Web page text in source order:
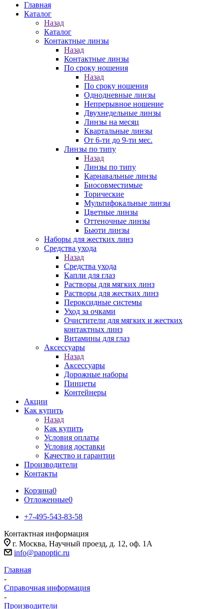
Главная
Каталог
Назад
Каталог
Контактные линзы
Назад
Контактные линзы
По сроку ношения
Назад
По сроку ношения
Однодневные линзы
Непрерывное ношение
Двухнедельные линзы
Линзы на месяц
Квартальные линзы
От 6-ти до 9-ти мес.
Линзы по типу
Назад
Линзы по типу
Карнавальные линзы
Биосовместимые
Торические
Мультифокальные линзы
Цветные линзы
Оттеночные линзы
Бьюти линзы
Наборы для жестких линз
Средства ухода
Назад
Средства ухода
Капли для глаз
Растворы для мягких линз
Растворы для жестких линз
Пероксидные системы
Уход за очками
Очистители для мягких и жестких
контактных линз
Витамины для глаз
Аксессуары
Назад
Аксессуары
Дорожные наборы
Пинцеты
Контейнеры
Акции
Как купить
Назад
Как купить
Условия оплаты
Условия доставки
Качество и гарантии
Производители
Контакты
Корзина0
Отложенные0
+7-495-543-83-58
Контактная информация
г. Москва, Научный проезд, д. 12, оф. 1А
info@panoptic.ru
Главная
-
Справочная информация
-
Производители